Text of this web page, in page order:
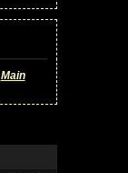
Main